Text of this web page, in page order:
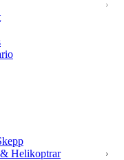
Helikoptrar